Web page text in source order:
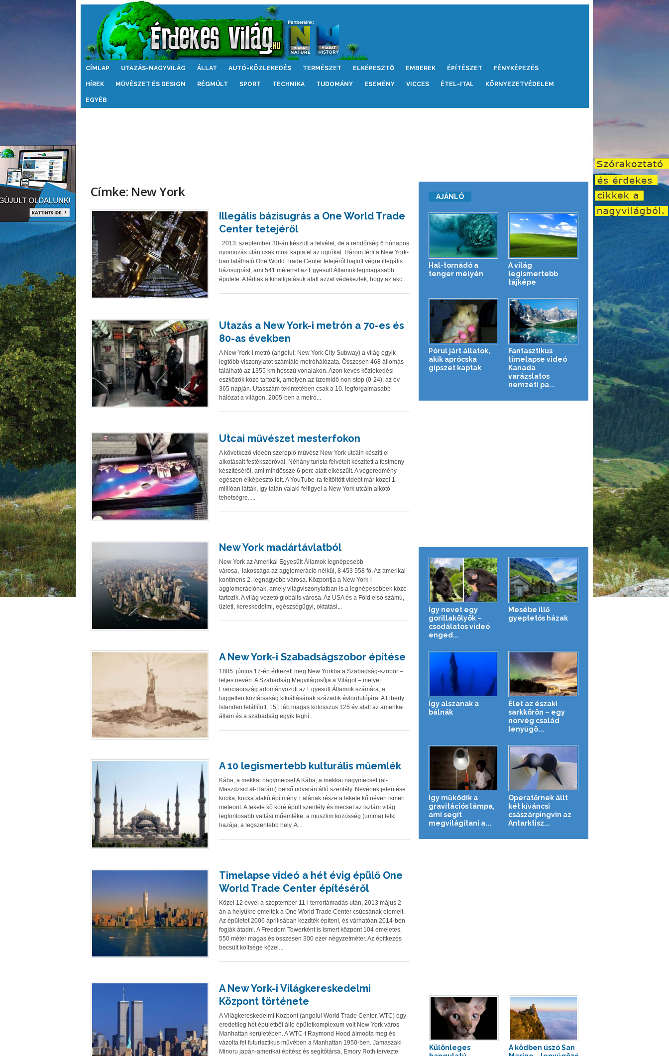
Érdekes
CÍMLAP UTAZÁS-NAGYVILÁG ÁLLAT AUTÓ-KÖZLEKEDÉS TERMÉSZET ELKÉPESZTŐ EMBEREK ÉPÍTÉSZET FÉNYKÉPEZÉS
HÍREK MŰVÉSZET ÉS DESIGN RÉGMÚLT SPORT TECHNIKA TUDOMÁNY ESEMÉNY VICCES ÉTEL-ITAL KÖRNYEZETVÉDELEM
EGYÉB
Címke: New York
Illegális bázisugrás a One World Trade
Center tetejéről
2013. szeptember 30-án készült a felvétel, de a rendőrség 6 hónapos
nyomozás után csak most kapta el az ugrókat. Három férfi a New York-
ban található One World Trade Center tetejéről hajtott végre illegális
bázisugrást, ami 541 méterrel az Egyesült Államok legmagasabb
épülete. A férfiak a kihallgatásuk alatt azzal védekeztek, hogy az akc...
Utazás a New York-i metrón a 70-es és
80-as években
A New York-i metró (angolul: New York City Subway) a világ egyik
legtöbb viszonylatot számláló metróhálózata. Összesen 468 állomás
található az 1355 km hosszú vonalakon. Azon kevés közlekedési
eszközök közé tartozik, amelyen az üzemidő non-stop (0-24), az év
365 napján. Utasszám tekintetében csak a 10. legforgalmasabb
hálózat a világon. 2005-ben a metró...
Utcai művészet mesterfokon
A következő videón szereplő művész New York utcáin készíti el
alkotásait festékszóróval. Néhány turista felvételt készített a festmény
készítéséről, ami mindössze 6 perc alatt elkészült. A végeredmény
egészen elképesztő lett. A YouTube-ra feltöltött videót már közel 1
millióan látták, így talán valaki felfigyel a New York utcáin alkotó
tehetségre. ...
New York madártávlatból
New York az Amerikai Egyesült Államok legnépesebb
városa, lakossága az agglomeráció nélkül, 8 453 558 fő. Az amerikai
kontinens 2. legnagyobb városa. Központja a New York-i
agglomerációnak, amely világviszonylatban is a legnépesebbek közé
tartozik. A világ vezető globális városa. Az USA és a Föld első számú,
üzleti, kereskedelmi, egészségügyi, oktatási...
A New York-i Szabadságszobor építése
1885. június 17-én érkezett meg New Yorkba a Szabadság-szobor –
teljes nevén: A Szabadság Megvilágosítja a Világot – melyet
Franciaország adományozott az Egyesült Államok számára, a
független köztársaság kikiáltásának századik évfordulójára. A Liberty
Islanden felállított, 151 láb magas kolosszus 125 év alatt az amerikai
állam és a szabadság egyik leghí...
A 10 legismertebb kulturális műemlék
Kába, a mekkai nagymecset A Kába, a mekkai nagymecset (al-
Maszdzsid al-Harám) belső udvarán álló szentély. Nevének jelentése:
kocka, kocka alakú építmény. Falának része a fekete kő néven ismert
meteorit. A fekete kő köré épült szentély és mecset az iszlám világ
legfontosabb vallási műemléke, a muszlim közösség (umma) lelki
hazája, a legszentebb hely. A...
Timelapse videó a hét évig épülő One
World Trade Center építéséről
Közel 12 évvel a szeptember 11-i terrortámadás után, 2013 május 2-
án a helyükre emelték a One World Trade Center csúcsának elemeit.
Az épületet 2006 áprilisában kezdték építeni, és várhatóan 2014-ben
fogják átadni. A Freedom Towerként is ismert központ 104 emeletes,
550 méter magas és összesen 300 ezer négyzetméter. Az építkezés
becsült költsége közel...
A New York-i Világkereskedelmi
Központ története
A Világkereskedelmi Központ (angolul World Trade Center, WTC) egy
eredetileg hét épületből álló épületkomplexum volt New York város
Manhattan kerületében. A WTC-t Raymond Hood álmodta meg és
vázolta fel futurisztikus művében a Manhattan 1950-ben. Jamaszaki
Minoru japán-amerikai építész és segítőtársa, Emory Roth tervezte
AJÁNLÓ
Hal-tornádó a
tenger mélyén
A világ
legismertebb
tájképe
Pórul járt állatok,
akik aprócska
gipszet kaptak
Fantasztikus
timelapse videó
Kanada
varázslatos
nemzeti pa...
Így nevet egy
gorillakölyök –
csodálatos videó
enged...
Mesébe illő
gyeptetős házak
Így alszanak a
bálnák
Élet az északi
sarkkörön – egy
norvég család
lenyűgö...
Így működik a
gravitációs lámpa,
ami segít
megvilágítani a...
Operatőrnek állt
két kíváncsi
császárpingvin az
Antarktisz...
Különleges
A ködben úszó San